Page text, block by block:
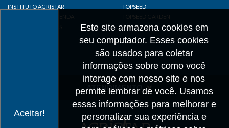
Aceitar!
Este site armazena cookies em
seu computador. Esses cookies
são usados para coletar
informações sobre como você
interage com nosso site e nos
permite lembrar de você. Usamos
essas informações para melhorar e
personalizar sua experiência e
INSTITUTO AGRISTAR
DISTRIBUIDOR/REVENDA
LINKS IMPORTANTES
TOPSEED
TOPSEED GARDEN
SUPERSEED
ATENDIMENTO